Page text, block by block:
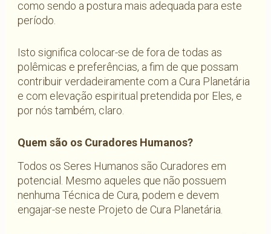
como sendo a postura mais adequada para este
período.
Isto significa colocar-se de fora de todas as
polêmicas e preferências, a fim de que possam
contribuir verdadeiramente com a Cura Planetária
e com elevação espiritual pretendida por Eles, e
por nós também, claro.
Quem são os Curadores Humanos?
Todos os Seres Humanos são Curadores em
potencial. Mesmo aqueles que não possuem
nenhuma Técnica de Cura, podem e devem
engajar-se neste Projeto de Cura Planetária.